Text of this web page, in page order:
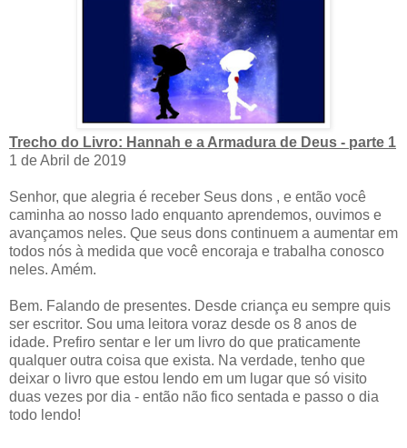
Trecho do Livro: Hannah e a Armadura de Deus - parte 1
1 de Abril de 2019
Senhor, que alegria é receber Seus dons , e então você
caminha ao nosso lado enquanto aprendemos, ouvimos e
avançamos neles. Que seus dons continuem a aumentar em
todos nós à medida que você encoraja e trabalha conosco
neles. Amém.
Bem. Falando de presentes. Desde criança eu sempre quis
ser escritor. Sou uma leitora voraz desde os 8 anos de
idade. Prefiro sentar e ler um livro do que praticamente
qualquer outra coisa que exista. Na verdade, tenho que
deixar o livro que estou lendo em um lugar que só visito
duas vezes por dia - então não fico sentada e passo o dia
todo lendo!